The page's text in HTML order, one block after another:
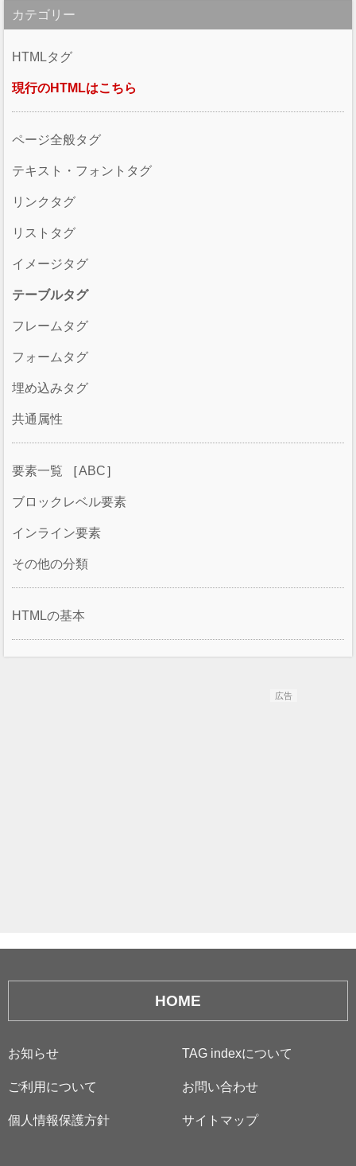
カテゴリー
HTMLタグ
現行のHTMLはこちら
ページ全般タグ
テキスト・フォントタグ
リンクタグ
リストタグ
イメージタグ
テーブルタグ
フレームタグ
フォームタグ
埋め込みタグ
共通属性
要素一覧 ［ABC］
ブロックレベル要素
インライン要素
その他の分類
HTMLの基本
広告
HOME
お知らせ TAG indexについて
ご利用について お問い合わせ
個人情報保護方針 サイトマップ